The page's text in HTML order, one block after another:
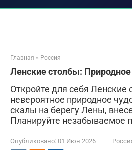
Главная » Россия
Ленские столбы:
Откройте для себя Ленские
невероятное природное
скалы на берегу Лены,
Планируйте незабываемое
Опубликовано: 01 Июн 2026